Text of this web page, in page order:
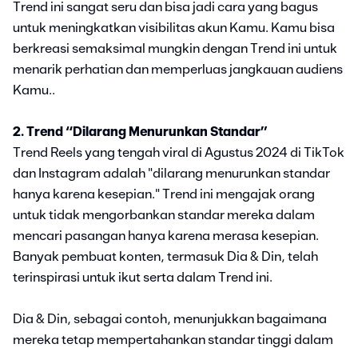
Trend ini sangat seru dan bisa jadi cara yang bagus
untuk meningkatkan visibilitas akun Kamu. Kamu bisa
berkreasi semaksimal mungkin dengan Trend ini untuk
menarik perhatian dan memperluas jangkauan audiens
Kamu..
2. Trend “Dilarang Menurunkan Standar”
Trend Reels yang tengah viral di Agustus 2024 di TikTok
dan Instagram adalah "dilarang menurunkan standar
hanya karena kesepian." Trend ini mengajak orang
untuk tidak mengorbankan standar mereka dalam
mencari pasangan hanya karena merasa kesepian.
Banyak pembuat konten, termasuk Dia & Din, telah
terinspirasi untuk ikut serta dalam Trend ini.
Dia & Din, sebagai contoh, menunjukkan bagaimana
mereka tetap mempertahankan standar tinggi dalam